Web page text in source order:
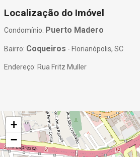
Localização do Imóvel
Condomínio: Puerto Madero
Bairro: Coqueiros - Florianópolis, SC
Endereço: Rua Fritz Muller
+
−